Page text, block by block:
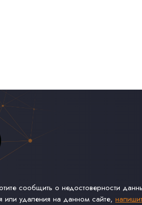
сообщить о недостоверности
или удаления на данном сайте,